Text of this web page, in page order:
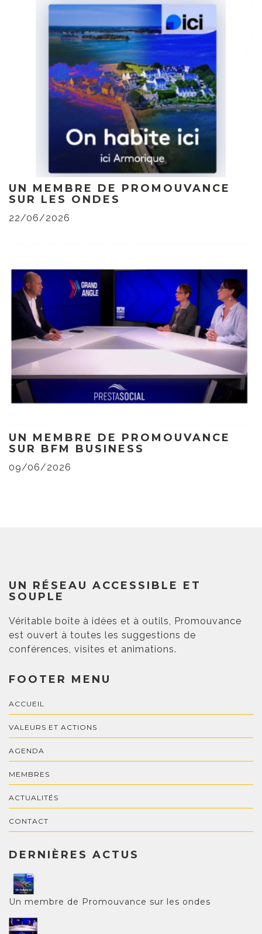
UN MEMBRE DE PROMOUVANCE
SUR LES ONDES
22/06/2026
UN MEMBRE DE PROMOUVANCE
SUR BFM BUSINESS
09/06/2026
UN RÉSEAU ACCESSIBLE ET
SOUPLE
Véritable boîte à idées et à outils, Promouvance
est ouvert à toutes les suggestions de
conférences, visites et animations.
FOOTER MENU
ACCUEIL
VALEURS ET ACTIONS
AGENDA
MEMBRES
ACTUALITÉS
CONTACT
DERNIÈRES ACTUS
Un membre de Promouvance sur les ondes